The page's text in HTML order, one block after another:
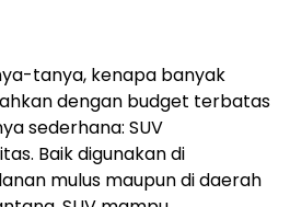
tanya, kenapa banyak
dengan budget terbatas
sederhana: SUV
Baik digunakan di
mulus maupun di daerah